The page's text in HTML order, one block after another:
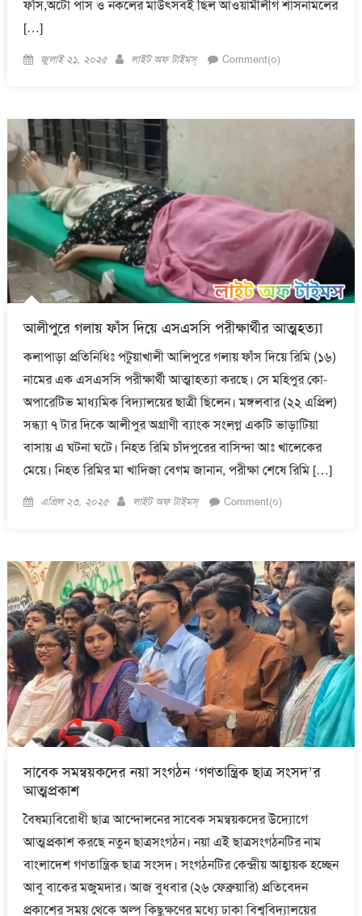
ফাঁস,অটো পাস ও নকলের মাউৎসবই ছিল আওয়ামীলীগ শাসনামলের
[…]
Posted
জুলাই ২১, ২০২৫ Author
লাইট অফ টাইমস্ Comment(০)
আলীপুরে গলায় ফাঁস দিয়ে এসএসসি পরীক্ষার্থীর আত্মহত্যা
কলাপাড়া প্রতিনিধিঃ পটুয়াখালী আলিপুরে গলায় ফাঁস দিয়ে রিমি (১৬)
নামের এক এসএসসি পরীক্ষার্থী আত্মাহত্যা করছে। সে মহিপুর কো-
অপারেটিভ মাধ্যমিক বিদ্যালয়ের ছাত্রী ছিলেন। মঙ্গলবার (২২ এপ্রিল)
সন্ধ্যা ৭ টার দিকে আলীপুর অগ্রাণী ব্যাংক সংলগ্ন একটি ভাড়াটিয়া
বাসায় এ ঘটনা ঘটে। নিহত রিমি চাঁদপুরের বাসিন্দা আঃ খালেকের
মেয়ে। নিহত রিমির মা খাদিজা বেগম জানান, পরীক্ষা শেষে রিমি […]
Posted
এপ্রিল ২৩, ২০২৫ Author
লাইট অফ টাইমস্ Comment(০)
সাবেক সমন্বয়কদের নয়া সংগঠন ‘গণতান্ত্রিক ছাত্র সংসদ’র
আত্মপ্রকাশ
বৈষম্যবিরোধী ছাত্র আন্দোলনের সাবেক সমন্বয়কদের উদ্যোগে
আত্মপ্রকাশ করছে নতুন ছাত্রসংগঠন। নয়া এই ছাত্রসংগঠনটির নাম
বাংলাদেশ গণতান্ত্রিক ছাত্র সংসদ। সংগঠনটির কেন্দ্রীয় আহ্বায়ক হচ্ছেন
আবু বাকের মজুমদার। আজ বুধবার (২৬ ফেব্রুয়ারি) প্রতিবেদন
প্রকাশের সময় থেকে অল্প কিছুক্ষণের মধ্যে ঢাকা বিশ্ববিদ্যালয়ের